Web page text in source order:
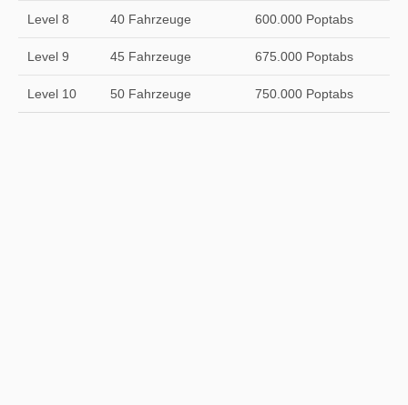
Level 8 40 Fahrzeuge 600.000 Poptabs
Level 9 45 Fahrzeuge 675.000 Poptabs
Level 10 50 Fahrzeuge 750.000 Poptabs